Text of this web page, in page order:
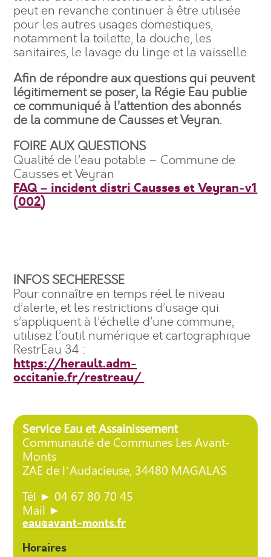
peut en revanche continuer à être utilisée
pour les autres usages domestiques,
notamment la toilette, la douche, les
sanitaires, le lavage du linge et la vaisselle.
Afin de répondre aux questions qui peuvent
légitimement se poser, la Régie Eau publie
ce communiqué à l’attention des abonnés
de la commune de Causses et Veyran.
FOIRE AUX QUESTIONS
Qualité de l’eau potable – Commune de
Causses et Veyran
FAQ – incident distri Causses et Veyran-v1
(002)
INFOS SECHERESSE
Pour connaître en temps réel le niveau
d’alerte, et les restrictions d’usage qui
s’appliquent à l’échelle d’une commune,
utilisez l’outil numérique et cartographique
RestrEau 34 :
https://herault.adm-
occitanie.fr/restreau/
Service Eau et Assainissement
Communauté de Communes Les Avant-
Monts
ZAE de l’Audacieuse, 34480 MAGALAS
Tél ► 04 67 80 70 45
Mail ►
eau@avant-monts.fr
Horaires